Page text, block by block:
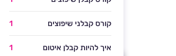
קורס קבלני שיפוצים 1
איך להיות קבלן איטום 1